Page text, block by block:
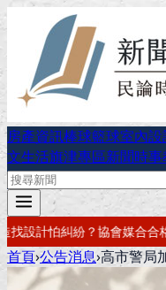
房產資訊棒球籃球室內設
文生活旗津專區新聞時事
設計有保障要開公司？借
首頁›公告消息›高市警局